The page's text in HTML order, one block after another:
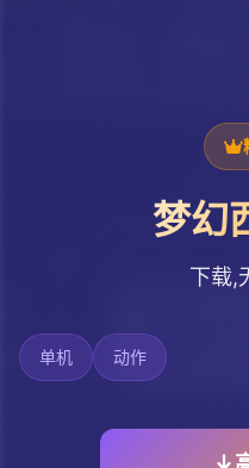
梦幻
下载,
单机 动作